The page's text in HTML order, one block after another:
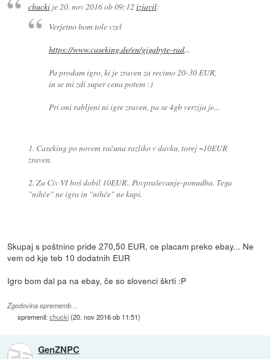
chuckije20. nov 2016 ob 09:12 izjavil:
Verjetno bom tole vzel
https://www.caseking.de/en/gigabyte-rad...
Pa prodam igro, ki je zraven za recimo 20-30 EUR,
in se mi zdi super cena potem :)
Pri oni rabljeni ni igre zraven, pa se 4gb verzija je...
1. Caseking po novem računa razliko v davku, torej ~10EUR
zraven.
2. Za Civ VI boš dobil 10EUR.. Povpraševanje-ponudba. Tega
"nihče" ne igra in "nihče" ne kupi.
Skupaj s poštnino pride 270,50 EUR, ce placam preko ebay... Ne
vem od kje teb 10 dodatnih EUR
Igro bom dal pa na ebay, če so slovenci škrti :P
Zgodovina sprememb…
spremenil:chucki(20. nov 2016 ob 11:51)
GenZNPC